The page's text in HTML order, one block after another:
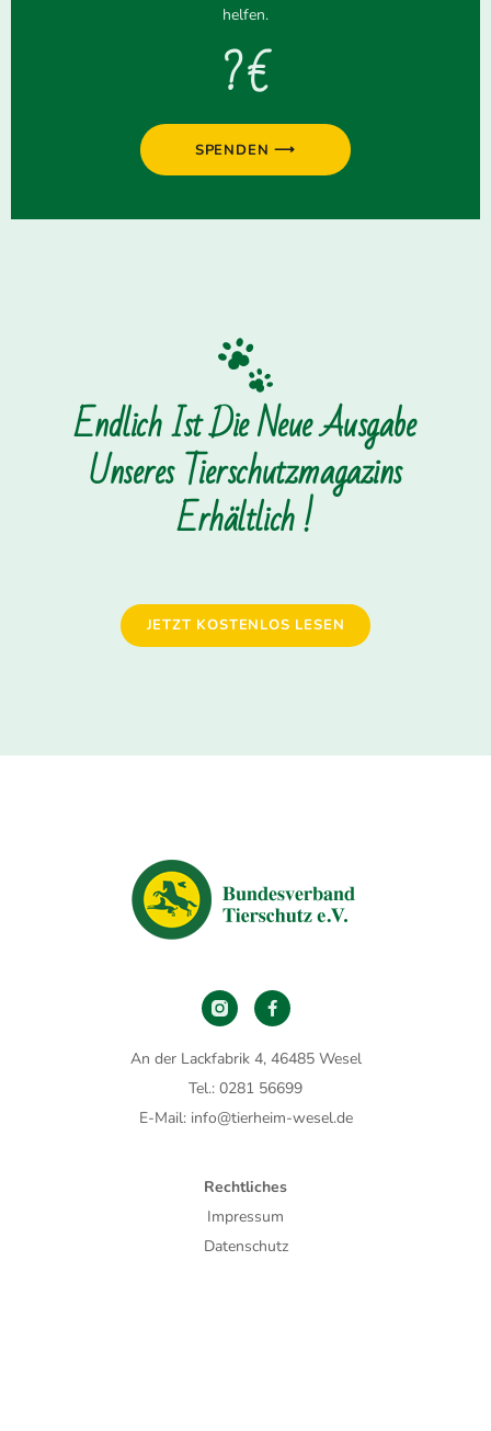
helfen.
? €
SPENDEN ⟶
Endlich Ist Die Neue Ausgabe
Unseres Tierschutzmagazins
Erhältlich !
JETZT KOSTENLOS LESEN
An der Lackfabrik 4, 46485 Wesel
Tel.: 0281 56699
E-Mail: info@tierheim-wesel.de
Rechtliches
Impressum
Datenschutz